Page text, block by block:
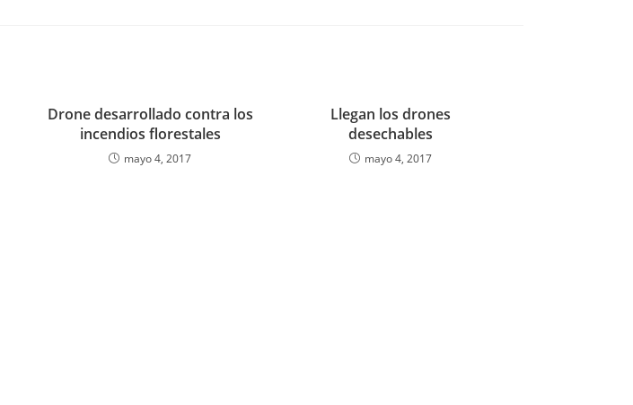
Drone desarrollado contra los
incendios florestales
mayo 4, 2017
Llegan los drones
desechables
mayo 4, 2017